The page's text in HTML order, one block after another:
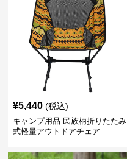
¥5,440 (税込)
キャンプ用品 民族柄折りたたみ
式軽量アウトドアチェア